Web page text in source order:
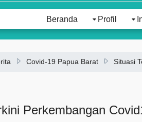
Beranda Profil
Covid-19 Papua Barat Situasi
Perkembangan